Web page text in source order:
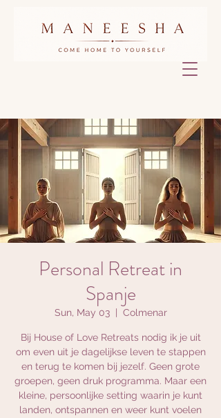
Personal Retreat in
Spanje
Sun, May 03
  |
Colmenar
Bij House of Love Retreats nodig ik je uit
om even uit je dagelijkse leven te stappen
en terug te komen bij jezelf. Geen grote
groepen, geen druk programma. Maar een
kleine, persoonlijke setting waarin je kunt
landen, ontspannen en weer kunt voelen